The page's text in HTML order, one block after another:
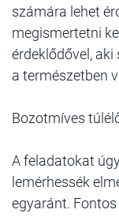
számára lehet
megismertetni
érdeklődővel,
a természetben
Bozotmíves
A feladatokat
lemérhessék
egyaránt.